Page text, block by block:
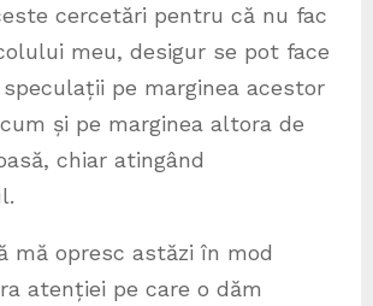
cercetări pentru că nu fac
meu, desigur se pot face
pe marginea acestor
și pe marginea altora de
chiar atingând
mă opresc astăzi în mod
atenției pe care o dăm